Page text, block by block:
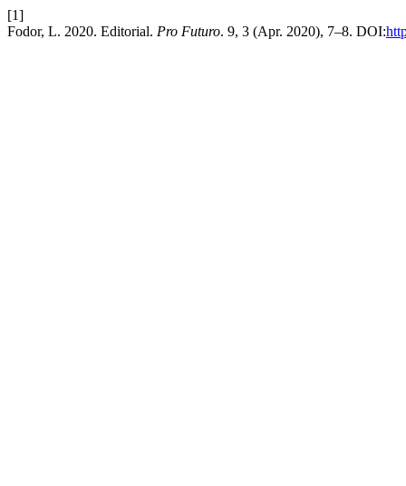
[1]
Fodor, L. 2020. Editorial. Pro Futuro. 9, 3 (Apr. 2020), 7–8. DOI: